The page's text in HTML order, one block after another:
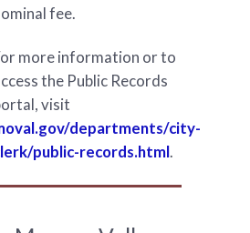
fee.
more information or to
the Public Records
visit
departments/city-
public-records.html.